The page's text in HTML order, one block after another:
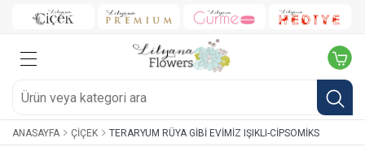
ANASAYFA ÇIÇEK TERARYUM RÜYA GIBI EVIMIZ IŞIKLI-CIPSOMIKS